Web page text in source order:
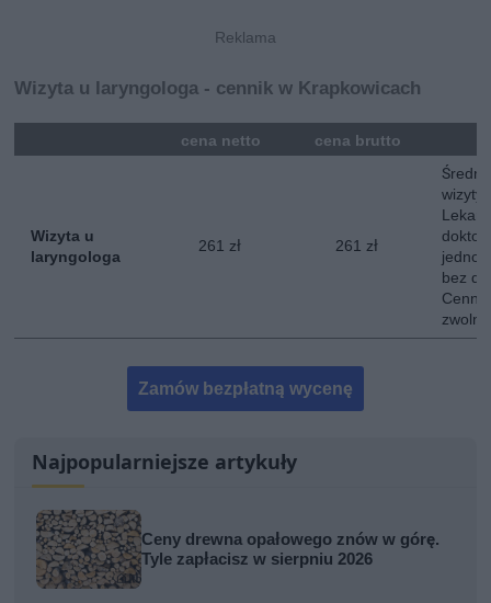
Wizyta u laryngologa - cennik w Krapkowicach
cena netto cena brutto
Wizyta u
laryngologa
261 zł 261 zł
Średni
wizyty
bez
Zamów bezpłatną wycenę
Najpopularniejsze artykuły
Ceny drewna opałowego znów w górę.
Tyle zapłacisz w sierpniu 2026